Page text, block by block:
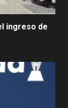
ingreso de